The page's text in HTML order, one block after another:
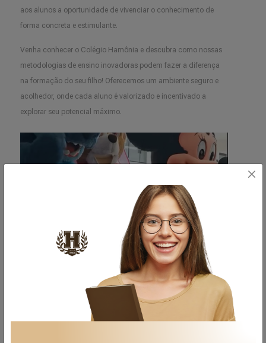
aos alunos a oportunidade de vivenciar o conhecimento de
forma concreta e estimulante.
Venha conhecer o Colégio Hamônia e descubra como nossas
metodologias de ensino inovadoras podem fazer a diferença
na formação do seu filho! Oferecemos um ambiente seguro e
acolhedor, onde cada aluno é valorizado e incentivado a
explorar seu potencial máximo.